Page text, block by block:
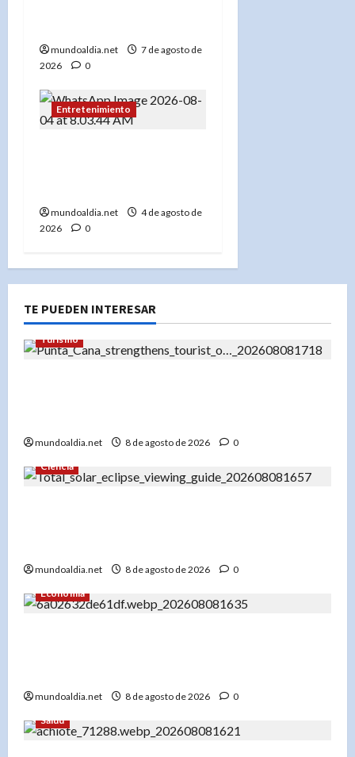
mundoaldia.net
7 de agosto de
2026
0
Entretenimiento
mundoaldia.net
4 de agosto de
2026
0
TE PUEDEN INTERESAR
Turismo
mundoaldia.net 8 de agosto de 2026
0
Ciencia
mundoaldia.net 8 de agosto de 2026
0
Economía
mundoaldia.net 8 de agosto de 2026
0
Salud